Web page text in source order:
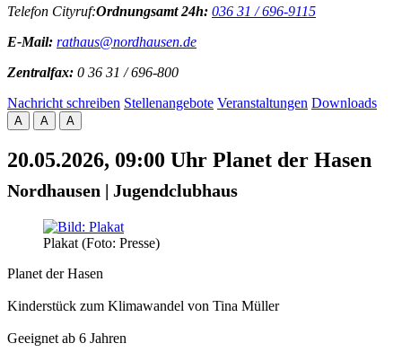
Telefon Cityruf:Ordnungsamt 24h: 036 31 / 696-9115
E-Mail: rathaus@nordhausen.de
Zentralfax: 0 36 31 / 696-800
Nachricht schreiben Stellenangebote Veranstaltungen Downloads
A A A
20.05.2026, 09:00 Uhr Planet der Hasen
Nordhausen | Jugendclubhaus
Plakat (Foto: Presse)
Planet der Hasen
Kinderstück zum Klimawandel von Tina Müller
Geeignet ab 6 Jahren